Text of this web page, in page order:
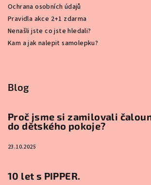
Ochrana osobních údajů
Pravidla akce 2+1 zdarma
Nenašli jste co jste hledali?
Kam a jak nalepit samolepku?
Blog
Proč jsme si zamilovali
do dětského pokoje?
23.10.2025
10 let s PIPPER.